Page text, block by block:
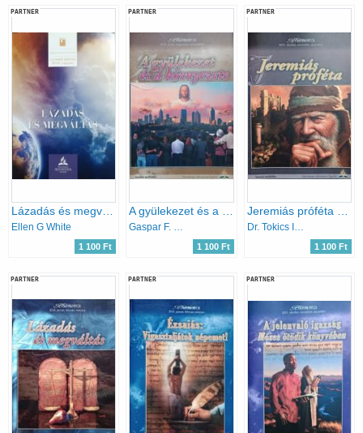
PARTNER
Lázadás és megváltás - E.G. White idézetek (Bibliatanulmányok, 2016/I. negyedév)
Ellen G White
1 100 Ft
PARTNER
A gyülekezet és a környezete - Tanítói melléklet (Bibliatanulmányok 2016. július, augusztus, szeptember)
Gaspar F. Colón, May-Ellen M. Colón
1 100 Ft
PARTNER
Jeremiás próféta - Tanítói melléklet (Bibliatanulmányok 2015. október, november, december)
Dr. Tokics Imre
1 100 Ft
PARTNER PARTNER PARTNER